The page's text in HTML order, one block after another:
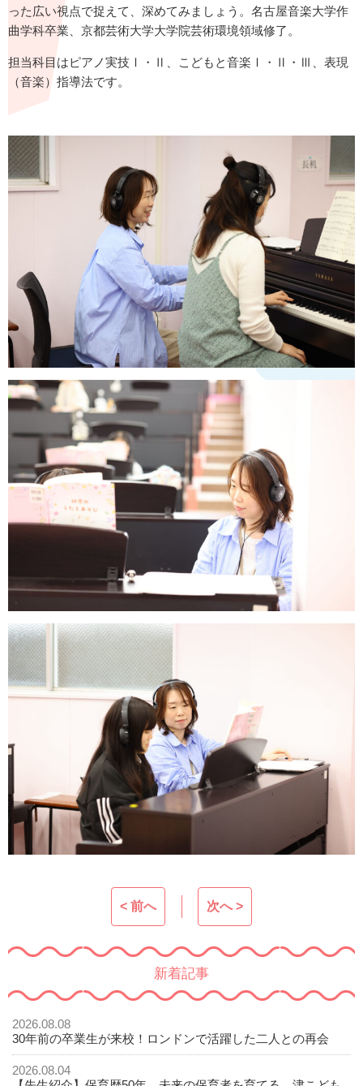
った広い視点で捉えて、深めてみましょう。名古屋音楽大学作
曲学科卒業、京都芸術大学大学院芸術環境領域修了。
担当科目はピアノ実技Ⅰ・Ⅱ、こどもと音楽Ⅰ・Ⅱ・Ⅲ、表現
（音楽）指導法です。
< 前へ 次へ >
新着記事
2026.08.08
30年前の卒業生が来校！ロンドンで活躍した二人との再会
2026.08.04